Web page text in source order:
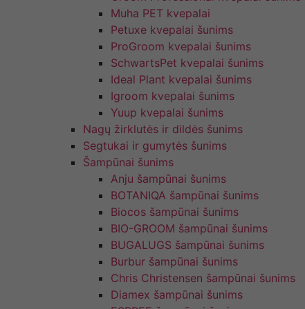
Muha PET kvepalai
Petuxe kvepalai šunims
ProGroom kvepalai šunims
SchwartsPet kvepalai šunims
Ideal Plant kvepalai šunims
Igroom kvepalai šunims
Yuup kvepalai šunims
Nagų žirklutės ir dildės šunims
Segtukai ir gumytės šunims
Šampūnai šunims
Anju šampūnai šunims
BOTANIQA šampūnai šunims
Biocos šampūnai šunims
BIO-GROOM šampūnai šunims
BUGALUGS šampūnai šunims
Burbur šampūnai šunims
Chris Christensen šampūnai šunims
Diamex šampūnai šunims